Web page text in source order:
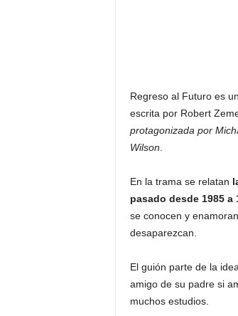
Regreso al Futuro es
escrita por Robert
protagonizada por
Wilson
En la trama se relatan
pasado desde 1985 a
se conocen y
desaparezcan.
El guión parte de la
amigo de su padre si
muchos estudios.